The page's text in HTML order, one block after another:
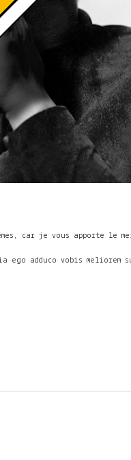
car je vous apporte le
adduco vobis meliorem